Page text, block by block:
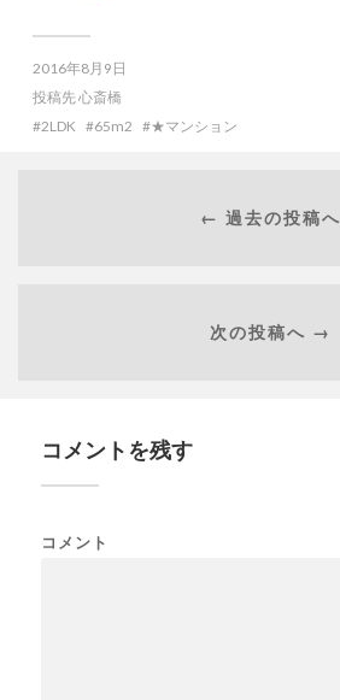
2016年8月9日
投稿先 心斎橋
2LDK
65m2 ★マンション
← 過去の投稿へ
次の投稿へ →
コメントを残す
コメント